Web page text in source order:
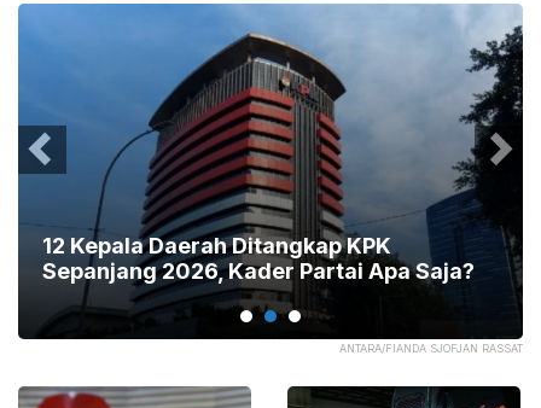
ANTARA/FIANDA SJOFJAN RASSAT
12 Kepala Daerah Ditangkap KPK
Sepanjang 2026, Kader Partai Apa Saja?